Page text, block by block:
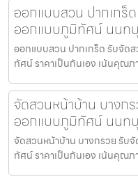
ออกแบบสวน ปากเกร็
ออกแบบภูมิทัศน์ นนท
ออกแบบสวน ปากเกร็ด รับจั
ทัศน์ ราคาเป็นกันเอง เน้นคุณ
จัดสวนหน้าบ้าน บางก
ออกแบบภูมิทัศน์ นนท
จัดสวนหน้าบ้าน บางกรวย รั
ทัศน์ ราคาเป็นกันเอง เน้นคุณ